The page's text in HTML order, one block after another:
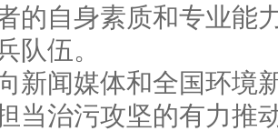
的自身素质和专业能
队伍。
闻媒体和全国环境
当治污攻坚的有力推